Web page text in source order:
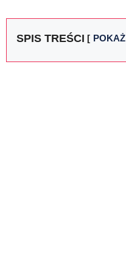
SPIS TREŚCI POKAŻ